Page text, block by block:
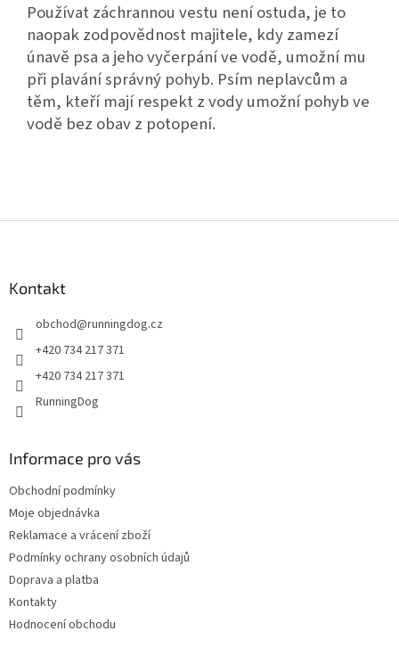
Používat záchrannou vestu není ostuda, je to
naopak zodpovědnost majitele, kdy zamezí
únavě psa a jeho vyčerpání ve vodě, umožní mu
při plavání správný pohyb. Psím neplavcům a
těm, kteří mají respekt z vody umožní pohyb ve
vodě bez obav z potopení.
Kontakt
obchod@runningdog.cz
+420 734 217 371
+420 734 217 371
RunningDog
Informace pro vás
Obchodní podmínky
Moje objednávka
Reklamace a vrácení zboží
Podmínky ochrany osobních údajů
Doprava a platba
Kontakty
Hodnocení obchodu